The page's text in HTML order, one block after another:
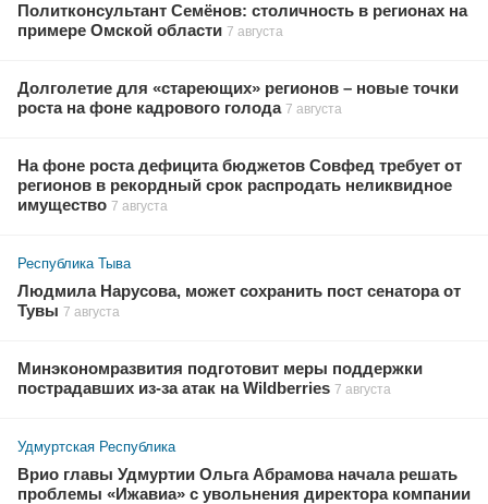
Политконсультант Семёнов: столичность в регионах на
примере Омской области 7 августа
Долголетие для «стареющих» регионов – новые точки
роста на фоне кадрового голода 7 августа
На фоне роста дефицита бюджетов Совфед требует от
регионов в рекордный срок распродать неликвидное
имущество 7 августа
Республика Тыва
Людмила Нарусова, может сохранить пост сенатора от
Тувы 7 августа
Минэкономразвития подготовит меры поддержки
пострадавших из-за атак на Wildberries 7 августа
Удмуртская Республика
Врио главы Удмуртии Ольга Абрамова начала решать
проблемы «Ижавиа» с увольнения директора компании